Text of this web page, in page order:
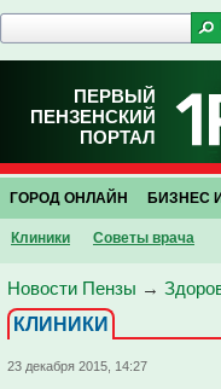
ПЕРВЫЙ
ПЕНЗЕНСКИЙ
ПОРТАЛ
ГОРОД ОНЛАЙН БИЗНЕС
Клиники Советы врача
Новости Пензы →
КЛИНИКИ
23 декабря 2015, 14:27